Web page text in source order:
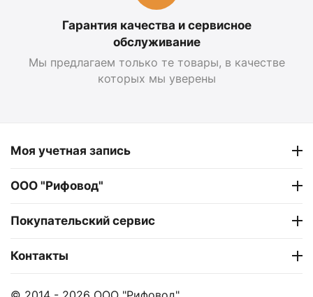
Гарантия качества и сервисное
обслуживание
Мы предлагаем только те товары, в качестве
которых мы уверены
Моя учетная запись
ООО "Рифовод"
Покупательский сервис
Контакты